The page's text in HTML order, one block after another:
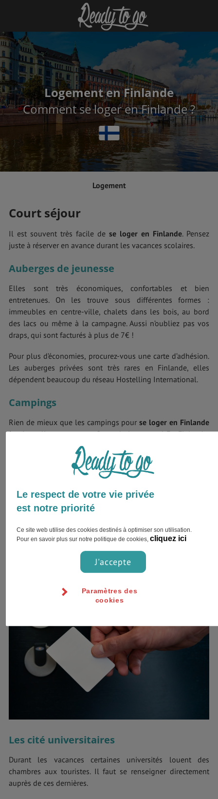
Logement en Finlande
Comment se loger en Finlande ?
Logement
Court séjour
Il est souvent très facile de se loger en Finlande. Pensez
juste à réserver en avance durant les vacances scolaires.
Auberges de jeunesse
Elles sont très économiques, confortables et bien
entretenues. On les trouve sous différentes formes :
immeubles en centre-ville, chalets dans les bois, au bord
des lacs ou même à la campagne. Aussi n’oubliez pas vos
draps, qui sont facturés à plus de 7€ !
Pour plus d’économies, procurez-vous une carte d’adhésion.
Les auberges privées sont très rares en Finlande, elles
dépendent beaucoup du réseau Hostelling International.
Campings
Rien de mieux que les campings pourse loger en Finlande
à prix malins, tout en profitant de la nature ! En Finlande,
les campings sont à gogo, répartis dans différentes régions
du pays mais souvent ouverts qu’en été. Leurs tarifs diffèrent
évidemment selon le degré de confort, bien qu’ils soient
Hôtels
puisque la plupart de leur clientèle est constituée
vacances et les weekends, les prix ont tendance à chuter, ce
Les cité universitaires
Durant les vacances certaines universités louent des
chambres aux touristes. Il faut se renseigner directement
auprès de ces dernières.
Le respect de votre vie privée
est notre priorité
Ce site web utilise des cookies destinés à optimiser son utilisation.
Pour en savoir plus sur notre politique de cookies, cliquez ici
J'accepte
Paramètres des
cookies